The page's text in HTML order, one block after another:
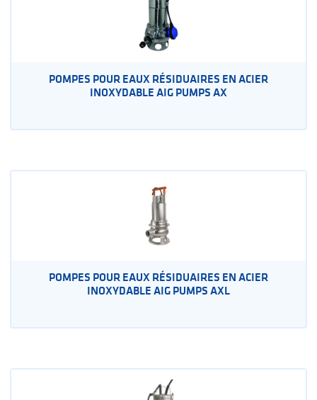
POMPES POUR EAUX RÉSIDUAIRES EN ACIER
INOXYDABLE AIG PUMPS AX
POMPES POUR EAUX RÉSIDUAIRES EN ACIER
INOXYDABLE AIG PUMPS AXL